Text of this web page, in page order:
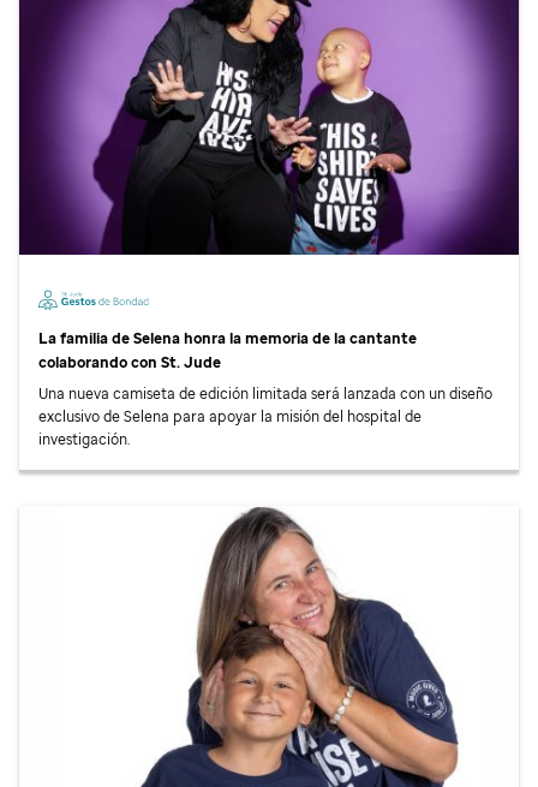
La familia de Selena honra la memoria de la cantante
colaborando con St. Jude
Una nueva camiseta de edición limitada será lanzada con un diseño
exclusivo de Selena para apoyar la misión del hospital de
investigación.